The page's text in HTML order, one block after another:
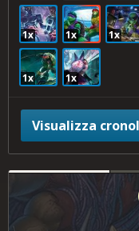
1x 1x 1x
1x 1x
Visualizza